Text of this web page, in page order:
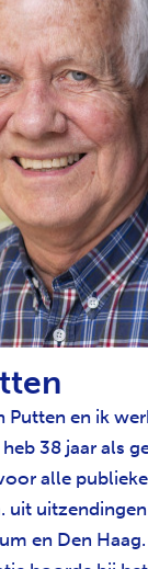
Putten en ik
38 jaar als
alle
uit
en Den